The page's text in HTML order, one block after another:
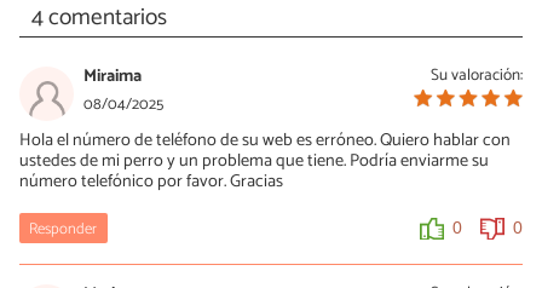
4 comentarios
Su valoración:
Miraima
08/04/2025
Hola el número de teléfono de su web es erróneo. Quiero hablar con
ustedes de mi perro y un problema que tiene. Podría enviarme su
número telefónico por favor. Gracias
Responder 0 0